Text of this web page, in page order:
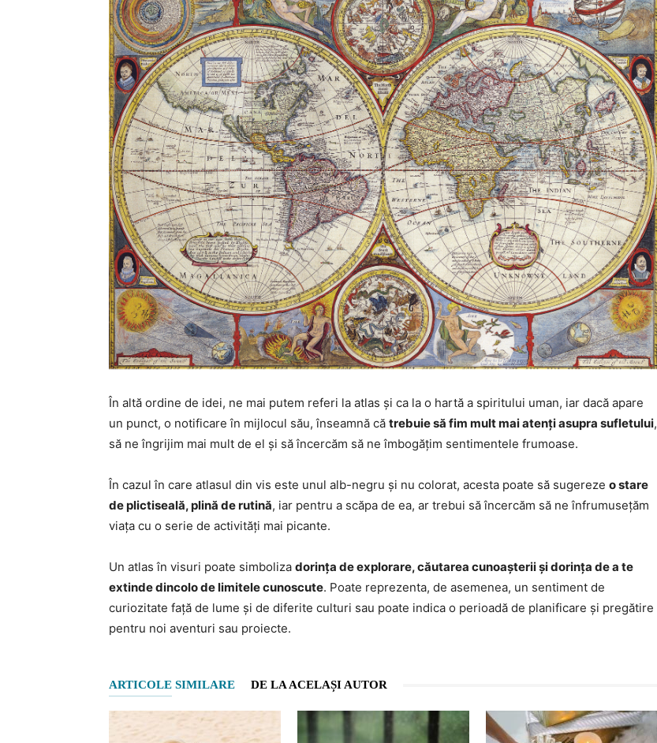
În altă ordine de idei, ne mai putem referi la atlas și ca la o hartă a spiritului uman, iar dacă apare
un punct, o notificare în mijlocul său, înseamnă că trebuie să fim mult mai atenți asupra sufletului,
să ne îngrijim mai mult de el și să încercăm să ne îmbogățim sentimentele frumoase.
În cazul în care atlasul din vis este unul alb-negru și nu colorat, acesta poate să sugereze o stare
de plictiseală, plină de rutină, iar pentru a scăpa de ea, ar trebui să încercăm să ne înfrumusețăm
viața cu o serie de activități mai picante.
Un atlas în visuri poate simboliza dorința de explorare, căutarea cunoașterii și dorința de a te
extinde dincolo de limitele cunoscute. Poate reprezenta, de asemenea, un sentiment de
curiozitate față de lume și de diferite culturi sau poate indica o perioadă de planificare și pregătire
pentru noi aventuri sau proiecte.
ARTICOLE SIMILARE DE LA ACELAȘI AUTOR